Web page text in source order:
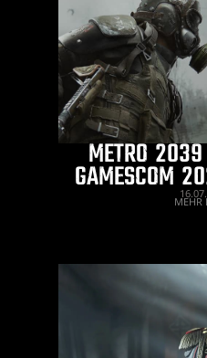
METRO
GAMESCOM
MEHR